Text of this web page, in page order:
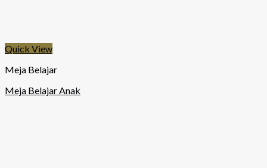
Quick View
Meja Belajar
Meja Belajar Anak